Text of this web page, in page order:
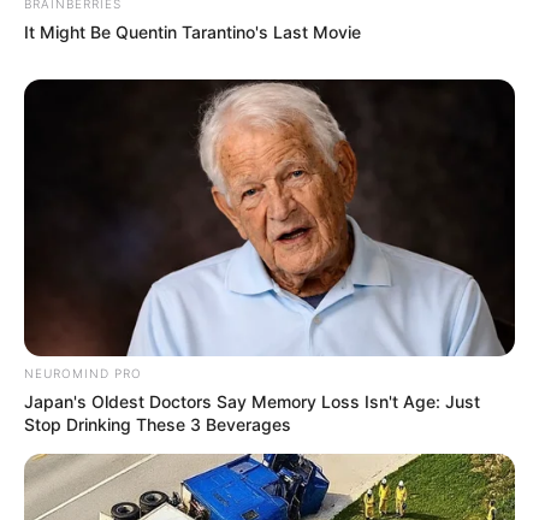
BRAINBERRIES
It Might Be Quentin Tarantino's Last Movie
NEUROMIND PRO
Japan's Oldest Doctors Say Memory Loss Isn't Age: Just
Stop Drinking These 3 Beverages